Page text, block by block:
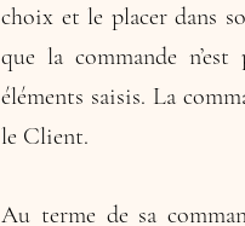
choix et le placer dans
que la commande
éléments saisis. La
le Client.
Au terme de sa